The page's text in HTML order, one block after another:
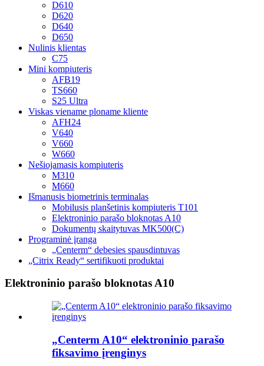
D610
D620
D640
D650
Nulinis klientas
C75
Mini kompiuteris
AFB19
TS660
S25 Ultra
Viskas viename ploname kliente
AFH24
V640
V660
W660
Nešiojamasis kompiuteris
M310
M660
Išmanusis biometrinis terminalas
Mobilusis planšetinis kompiuteris T101
Elektroninio parašo bloknotas A10
Dokumentų skaitytuvas MK500(C)
Programinė įranga
„Centerm“ debesies spausdintuvas
„Citrix Ready“ sertifikuoti produktai
Elektroninio parašo bloknotas A10
„Centerm A10“ elektroninio parašo
fiksavimo įrenginys